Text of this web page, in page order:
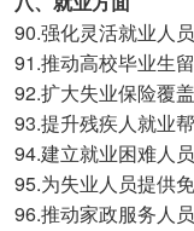
90.强化灵活就业人
91.推动高校毕业生
92.扩大失业保险覆
93.提升残疾人就业
94.建立就业困难人
95.为失业人员提供
96.推动家政服务人